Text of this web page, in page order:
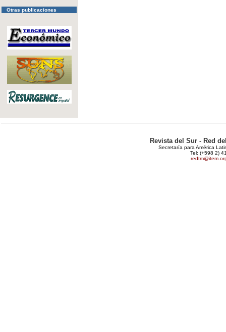
Otras publicaciones
Revista del Sur - Red
Secretaría para América
Tel: (+598 2)